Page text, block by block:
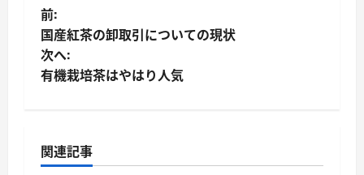
投
稿
ナ
ゲ
前:
国産紅茶の卸取引についての現状
次へ:
有機栽培茶はやはり人気
関連記事